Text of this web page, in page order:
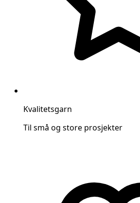
Kvalitetsgarn
Til små og store prosjekter